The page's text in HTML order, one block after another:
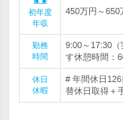
初年度
年収
450万円～650
勤務
時間
9:00～17:30
す休憩時間：
休日
休暇
# 年間休日
替休日取得＋